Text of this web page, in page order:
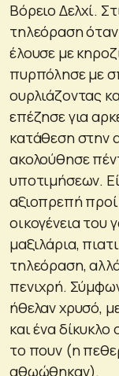
Βόρειο Δελχί.
τηλεόραση
έλουσε με
πυρπόλησε με
ουρλιάζοντας
επέζησε για
κατάθεση στην
ακολούθησε
υποτιμήσεων.
αξιοπρεπή
οικογένεια του
μαξιλάρια,
τηλεόραση,
πενιχρή.
ήθελαν χρυσό,
και ένα
το πουν (η
αθωώθηκαν).